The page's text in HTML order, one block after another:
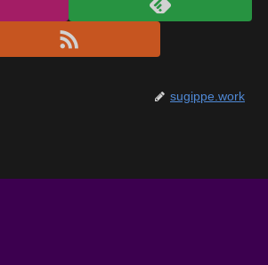
sugippe.work